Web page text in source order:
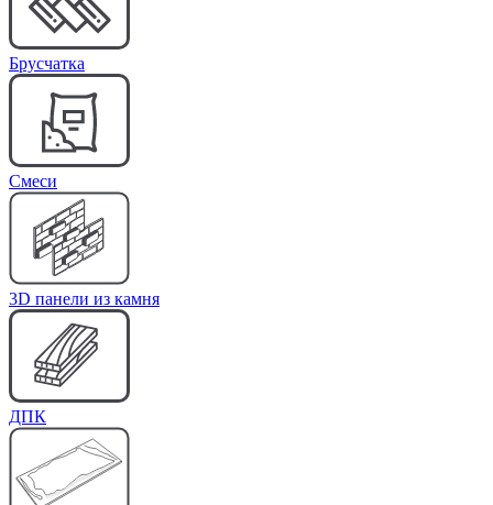
Брусчатка
Cмеси
3D панели из камня
ДПК